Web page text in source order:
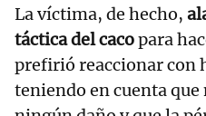
La víctima, de hecho,
táctica del cacopara
prefirió reaccionar con
teniendo en cuenta